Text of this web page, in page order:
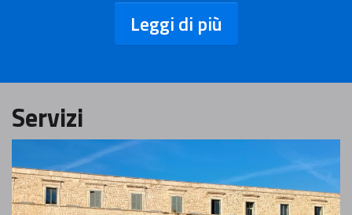
Leggi di più
Servizi